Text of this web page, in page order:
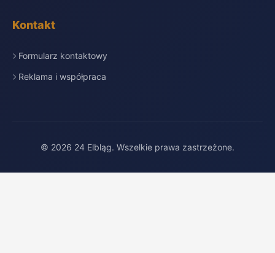
Kontakt
Formularz kontaktowy
Reklama i współpraca
© 2026 24 Elbląg. Wszelkie prawa zastrzeżone.